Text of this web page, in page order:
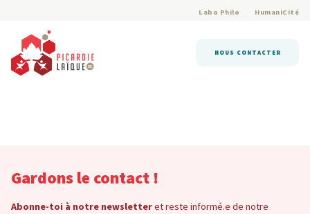
Labo Philo HumaniCité
NOUS CONTACTER
Gardons le contact !
Abonne-toi à notre newsletteret reste informé.e de notre